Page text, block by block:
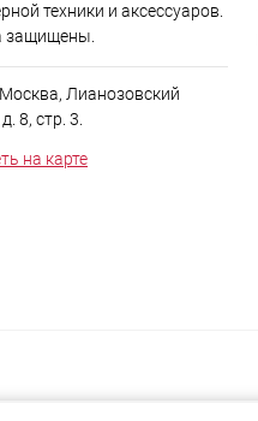
техники и аксессуаров.
защищены.
Лианозовский
8, стр. 3.
на карте